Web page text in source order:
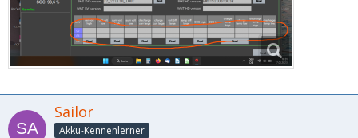
Sailor
Akku-Kennenlerner